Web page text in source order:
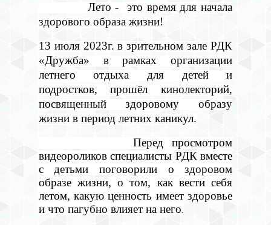
Лето - это время для начала
здорового образа жизни!
13 июля 2023г. в зрительном зале РДК
«Дружба» в рамках организации
летнего отдыха для детей и
подростков, прошёл кинолекторий,
посвященный здоровому образу
жизни в период летних каникул.
Перед просмотром
видеороликов специалисты РДК вместе
с детьми поговорили о здоровом
образе жизни,о том, как вести себя
летом, какую ценность имеет здоровье
и что пагубно влияет на него